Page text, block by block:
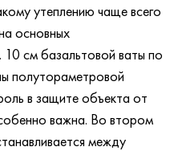
утеплению чаще всего
основных
см базальтовой ваты по
полутораметровой
в защите объекта от
важна. Во втором
между